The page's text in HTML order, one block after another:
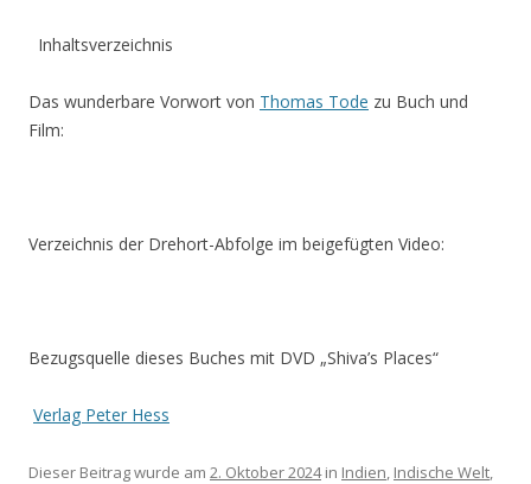
Inhaltsverzeichnis
Das wunderbare Vorwort von Thomas Tode zu Buch und
Film:
Verzeichnis der Drehort-Abfolge im beigefügten Video:
Bezugsquelle dieses Buches mit DVD „Shiva’s Places“
Verlag Peter Hess
Dieser Beitrag wurde am 2. Oktober 2024in Indien, Indische Welt,